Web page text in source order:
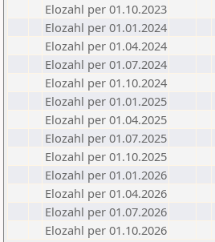
Elozahl per 01.10.2023
Elozahl per 01.01.2024
Elozahl per 01.04.2024
Elozahl per 01.07.2024
Elozahl per 01.10.2024
Elozahl per 01.01.2025
Elozahl per 01.04.2025
Elozahl per 01.07.2025
Elozahl per 01.10.2025
Elozahl per 01.01.2026
Elozahl per 01.04.2026
Elozahl per 01.07.2026
Elozahl per 01.10.2026